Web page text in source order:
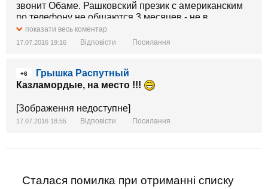
звонит Обаме. Рашковский презик с американским
по телефону не общаются 3 месяцев - не в
Малайзию, не в Нидерланды, а в США. Зачем
чокнутый педофил пойдя на дипломатическое
у Нигера.
Лицо Карлика на совещании ГосСовета - жалкая
бравады - спёкся «товарищ». В Масквабаде, в
метро погибли россияне - реакции у чокнутого
показати весь коментар
17.07.2016 19:16 Відповісти Посилання
+6
Грышка Распутный
Казламордые, на место !!!
[Зображення недоступне]
17.07.2016 18:55 Відповісти Посилання
Сталася помилка при отриманні списку